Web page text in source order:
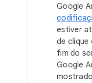
Google
estiver
de clique
fim do
Google